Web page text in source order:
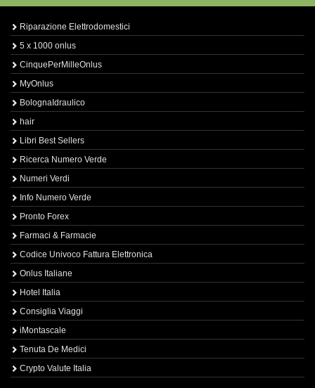
Riparazione Elettrodomestici
5 x 1000 onlus
CinquePerMilleOnlus
MyOnlus
BolognaIdraulico
hair
Libri Best Sellers
Ricerca Numero Verde
Numeri Verdi
Info Numero Verde
Pronto Forex
Farmaci & Farmacie
Codice Univoco Fattura Elettronica
Onlus Italiane
Hotel Italia
Consiglia Viaggi
iMontascale
Tenuta De Medici
Crypto Valute Italia